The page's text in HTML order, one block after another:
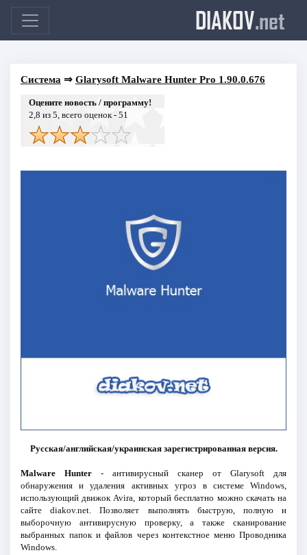
DIAKOV.net
Система ⇒ Glarysoft Malware Hunter Pro 1.90.0.676
Оцените новость / программу!
2,8 из 5, всего оценок - 51
Русская/английская/украинская зарегистрированная версия.
Malware Hunter- антивирусный сканер от Glarysoft для
обнаружения и удаления активных угроз в системе Windows,
использующий движок Avira, который бесплатно можно скачать на
сайте diakov.net. Позволяет выполнять быструю, полную и
выборочную антивирусную проверку, а также сканирование
выбранных папок и файлов через контекстное меню Проводника
Windows.